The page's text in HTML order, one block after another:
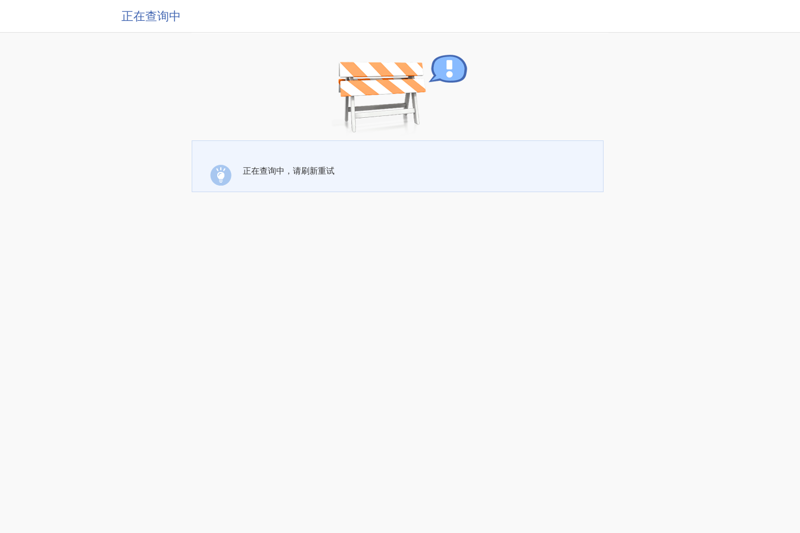
正在查询中
正在查询中，请刷新重试